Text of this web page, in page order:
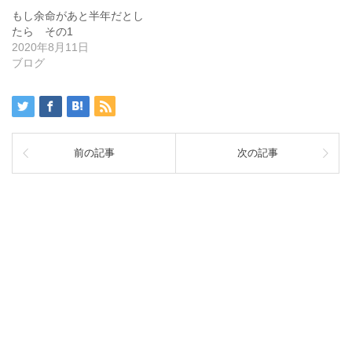
もし余命があと半年だとし
たら その1
2020年8月11日
ブログ
前の記事 次の記事